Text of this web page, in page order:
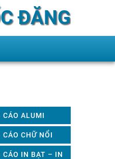
ĐĂNG
CÁO ALUMI
CÁO CHỮ NỔI
CÁO IN BẠT – IN